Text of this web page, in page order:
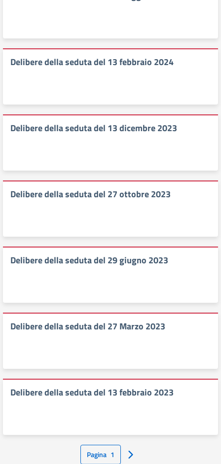
Delibere della seduta del 13 febbraio 2024
Delibere della seduta del 13 dicembre 2023
Delibere della seduta del 27 ottobre 2023
Delibere della seduta del 29 giugno 2023
Delibere della seduta del 27 Marzo 2023
Delibere della seduta del 13 febbraio 2023
Pagina 1 Pagina Successiva